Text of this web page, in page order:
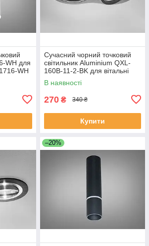
WH для
WH
Сучасний чорний точковий
світильник Aluminium QXL-
160B-11-2-BK для вітальні
QXL-160B-11-2-BK
В наявності
270 ₴ 340 ₴
Купити
–20%